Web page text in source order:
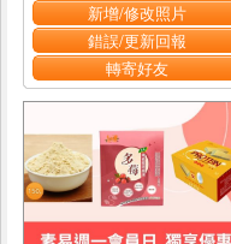
新增/修改照片
錯誤/更新回報
轉寄好友